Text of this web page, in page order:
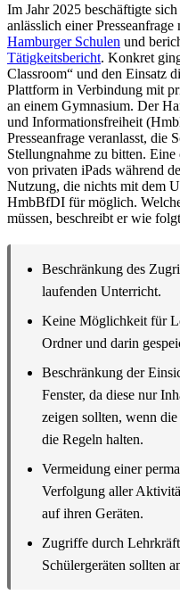
Im Jahr 2025 beschäftigte
anlässlich einer Presseanfrage
Hamburger Schulen und
Tätigkeitsbericht. Konkret
Classroom“ und den Einsatz
Plattform in Verbindung mit
an einem Gymnasium. Der
und Informationsfreiheit
Presseanfrage veranlasst, die
Stellungnahme zu bitten.
von privaten iPads während
Nutzung, die nichts mit dem
HmbBfDI für möglich.
müssen, beschreibt er wie
Beschränkung des
laufenden Unterricht.
Keine Möglichkeit für
Ordner und darin
Beschränkung der
Fenster, da diese nur
zeigen sollten, wenn
die Regeln halten.
Vermeidung einer
Verfolgung aller
auf ihren Geräten.
Zugriffe durch
Schülergeräten sollten